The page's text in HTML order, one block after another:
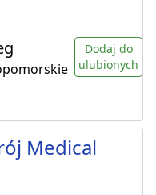
Dodaj do
ulubionych
Medical